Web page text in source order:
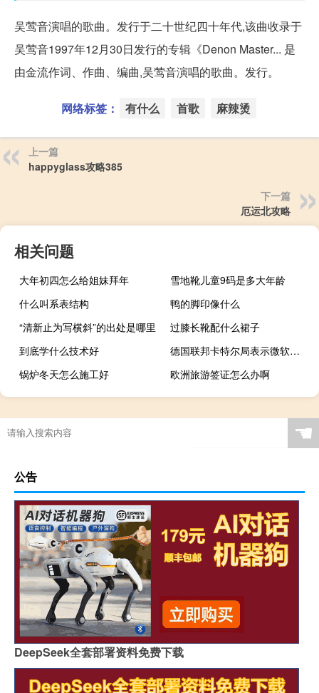
吴莺音演唱的歌曲。发行于二十世纪四十年代,该曲收录于
吴莺音1997年12月30日发行的专辑《Denon Master... 是
由金流作词、作曲、编曲,吴莺音演唱的歌曲。发行。
网络标签： 有什么 首歌 麻辣烫
上一篇
happyglass攻略385
下一篇
厄运北攻略
相关问题
大年初四怎么给姐妹拜年
雪地靴儿童9码是多大年龄
什么叫系表结构
鸭的脚印像什么
“清新止为写横斜”的出处是哪里
过膝长靴配什么裙子
到底学什么技术好
德国联邦卡特尔局表示微软对OpenAI的参与及其与OpenAI的合作在德国不受并购管制
锅炉冬天怎么施工好
欧洲旅游签证怎么办啊
☚
公告
DeepSeek全套部署资料免费下载